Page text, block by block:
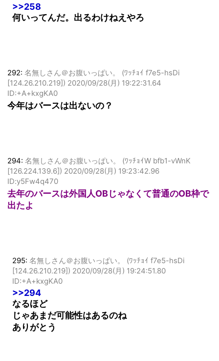
>>258
何いってんだ。出るわけねえやろ
292: 名無しさん＠お腹いっぱい。 (ﾜｯﾁｮｲ f7e5-hsDi
[124.26.210.219]) 2020/09/28(月) 19:22:31.64
ID:+A+kxgKA0
今年はバースは出ないの？
294: 名無しさん＠お腹いっぱい。 (ﾜｯﾁｮｲW bfb1-vWnK
[126.224.139.6]) 2020/09/28(月) 19:23:42.96
ID:y5Fw4q470
去年のバースは外国人OBじゃなくて普通のOB枠で
出たよ
295: 名無しさん＠お腹いっぱい。 (ﾜｯﾁｮｲ f7e5-hsDi
[124.26.210.219]) 2020/09/28(月) 19:24:51.80
ID:+A+kxgKA0
>>294
なるほど
じゃあまだ可能性はあるのね
ありがとう